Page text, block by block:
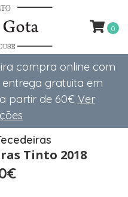
compra online com
entrega gratuita em
partir de 60€ Ver
0
Tinto 2018